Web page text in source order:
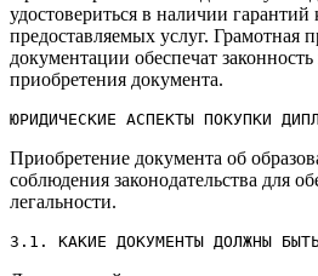
удостовериться в наличии гарантий
предоставляемых услуг.​ Грамотная
документации обеспечат
приобретения документа.​
ЮРИДИЧЕСКИЕ АСПЕКТЫ ПОКУПКИ
Приобретение документа об
соблюдения законодательства для
легальности.​
3.​1.​ КАКИЕ ДОКУМЕНТЫ ДОЛЖНЫ